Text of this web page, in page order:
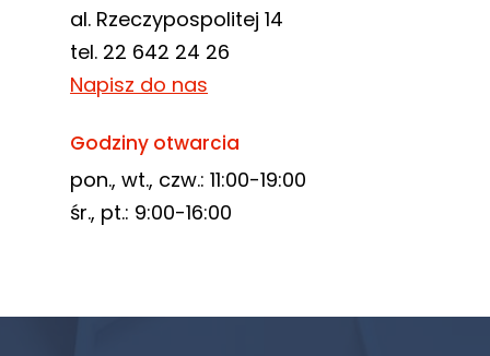
al. Rzeczypospolitej 14
tel. 22 642 24 26
Napisz do nas
Godziny otwarcia
pon., wt., czw.: 11:00-19:00
śr., pt.: 9:00-16:00